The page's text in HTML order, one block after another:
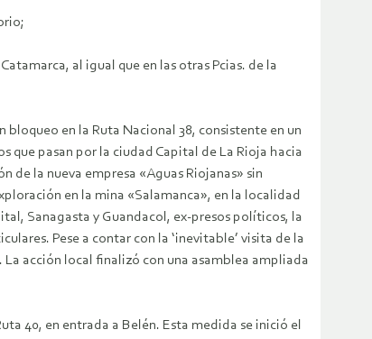
al igual que en las otras Pcias. de la
bloqueo en la Ruta Nacional 38, consistente en un
pasan por la ciudad Capital de La Rioja hacia
de la nueva empresa «Aguas Riojanas» sin
en la mina «Salamanca», en la localidad
Sanagasta y Guandacol, ex-presos políticos, la
Pese a contar con la ‘inevitable’ visita de la
acción local finalizó con una asamblea ampliada
40, en entrada a Belén. Esta medida se inició el